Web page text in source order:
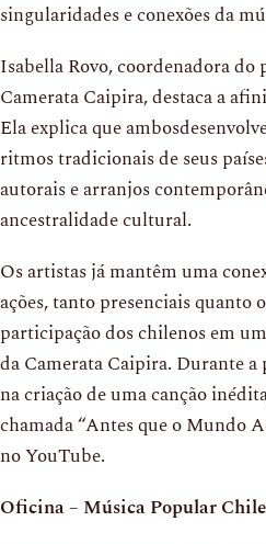
singularidades e conexões da
Isabella Rovo, coordenadora
Camerata Caipira, destaca a
Ela explica que
ritmos tradicionais de seus
autorais e arranjos
ancestralidade cultural.
Os artistas já mantêm uma
ações, tanto presenciais quanto
participação dos chilenos em
da Camerata Caipira. Durante
na criação de uma canção
chamada “Antes que o Mundo
no YouTube.
Oficina – Música Popular